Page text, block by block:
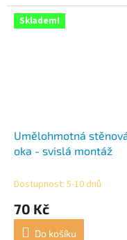
Skladem!
Umělohmotná
oka - svislá montáž
Dostupnost: 5-10 dnů
70 Kč
Do košíku